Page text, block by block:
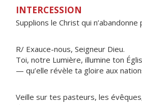
INTERCESSION
Supplions le Christ qui n’abandonne
R/ Exauce-nous, Seigneur Dieu.
Toi, notre Lumière, illumine ton
— qu’elle révèle ta gloire aux
Veille sur tes pasteurs, les